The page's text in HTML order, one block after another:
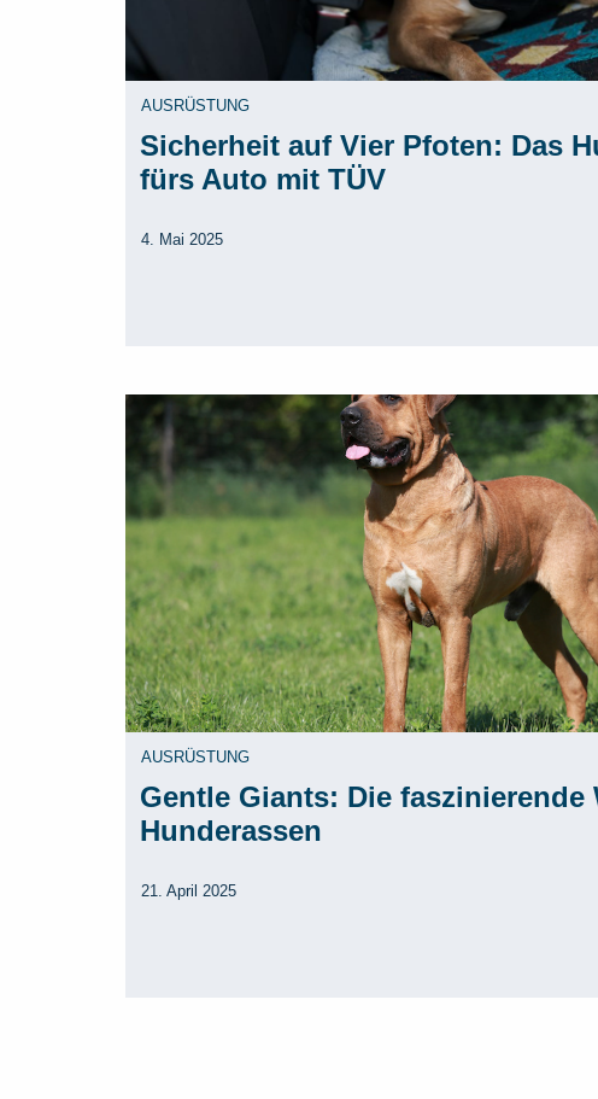
AUSRÜSTUNG
Sicherheit auf Vier Pfoten: Das
fürs Auto mit TÜV
4. Mai 2025
AUSRÜSTUNG
Gentle Giants: Die faszinierende
Hunderassen
21. April 2025